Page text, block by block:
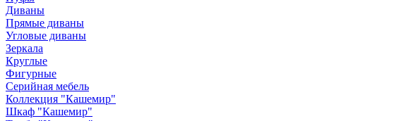
Диваны
Прямые диваны
Угловые диваны
Зеркала
Круглые
Фигурные
Серийная мебель
Коллекция "Кашемир"
Шкаф "Кашемир"